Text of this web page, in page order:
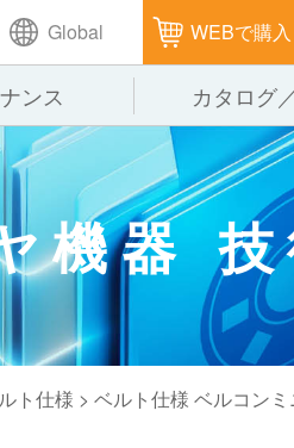
Global WEBで購入
システム
キングシステム
イズ・デパレタイズシステム
カル装置（垂直搬送機）
ンス カタログ
理念
クラグループ
クラの取組み
機器 技
ト仕様 > ベルト仕様 ベルコンミ